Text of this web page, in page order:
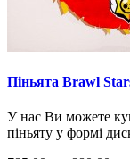
Піньята Brawl
У нас Ви можете
піньяту у формі